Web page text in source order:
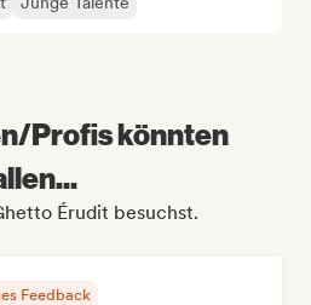
Profis könnten
Érudit besuchst.
Feedback